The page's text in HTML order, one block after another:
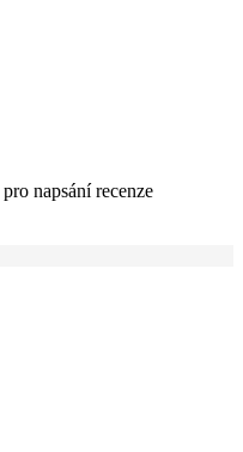
pro napsání recenze